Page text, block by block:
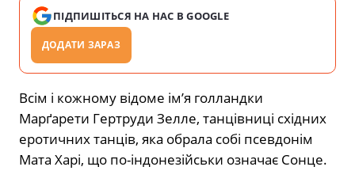
ПІДПИШІТЬСЯ НА НАС В GOOGLE
ДОДАТИ ЗАРАЗ
Всім і кожному відоме ім’я голландки
Марґарети Гертруди Зелле, танцівниці східних
еротичних танців, яка обрала собі псевдонім
Мата Харі, що по-індонезійськи означає Сонце.